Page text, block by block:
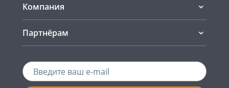
Компания
Партнёрам